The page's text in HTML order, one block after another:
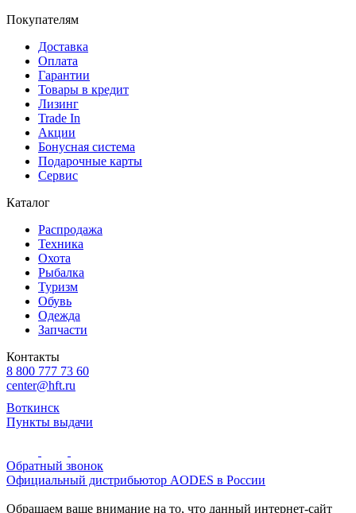
Покупателям
Доставка
Оплата
Гарантии
Товары в кредит
Лизинг
Trade In
Акции
Бонусная система
Подарочные карты
Сервис
Каталог
Распродажа
Техника
Охота
Рыбалка
Туризм
Обувь
Одежда
Запчасти
Контакты
8 800 777 73 60
center@hft.ru
Воткинск
Пункты выдачи
Обратный звонок
Официальный дистрибьютор AODES в России
Обращаем ваше внимание на то, что данный интернет-сайт